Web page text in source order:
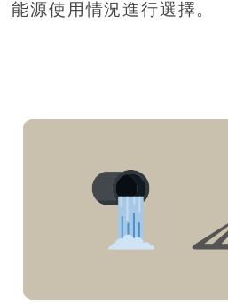
能源使用情況進行選擇。